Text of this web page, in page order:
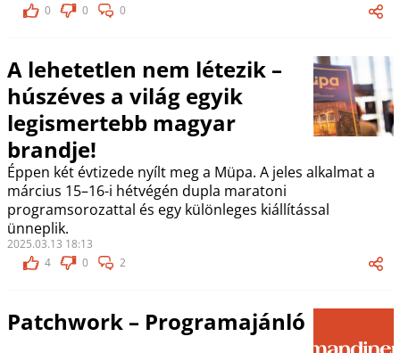
0
0 0
A lehetetlen nem létezik –
húszéves a világ egyik
legismertebb magyar
brandje!
Éppen két évtizede nyílt meg a Müpa. A jeles alkalmat a
március 15–16-i hétvégén dupla maratoni
programsorozattal és egy különleges kiállítással
ünneplik.
2025.03.13 18:13
4
0 2
Patchwork – Programajánló